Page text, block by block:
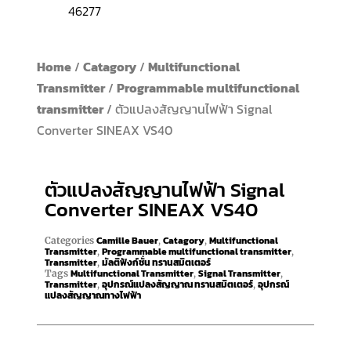
46277
Home/ Catagory/ Multifunctional
Transmitter/ Programmable multifunctional
transmitter/ ตัวแปลงสัญญานไฟฟ้า Signal
Converter SINEAX VS40
ตัวแปลงสัญญานไฟฟ้า Signal
Converter SINEAX VS40
Categories Camille Bauer, Catagory, Multifunctional
Transmitter, Programmable multifunctional transmitter,
Transmitter, มัลติฟังก์ชั่น ทรานสมิตเตอร์
Tags Multifunctional Transmitter, Signal Transmitter,
Transmitter, อุปกรณ์แปลงสัญญาณ ทรานสมิตเตอร์, อุปกรณ์
แปลงสัญญาณทางไฟฟ้า